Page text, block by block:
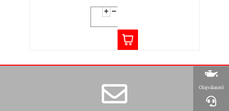
Olajválasztó